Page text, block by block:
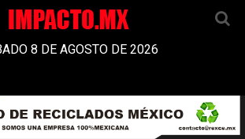
8 DE AGOSTO DE 2026